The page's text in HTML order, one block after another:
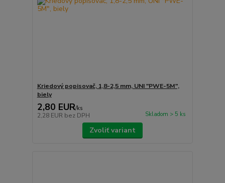
Kriedový popisovač, 1,8-2,5 mm, UNI "PWE-5M",
biely
2,80 EUR/ks
2,28 EUR bez DPH Skladom > 5 ks
Zvoliť variant